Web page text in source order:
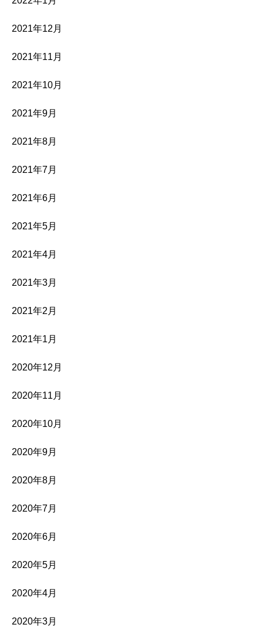
2021年12月
2021年11月
2021年10月
2021年9月
2021年8月
2021年7月
2021年6月
2021年5月
2021年4月
2021年3月
2021年2月
2021年1月
2020年12月
2020年11月
2020年10月
2020年9月
2020年8月
2020年7月
2020年6月
2020年5月
2020年4月
2020年3月